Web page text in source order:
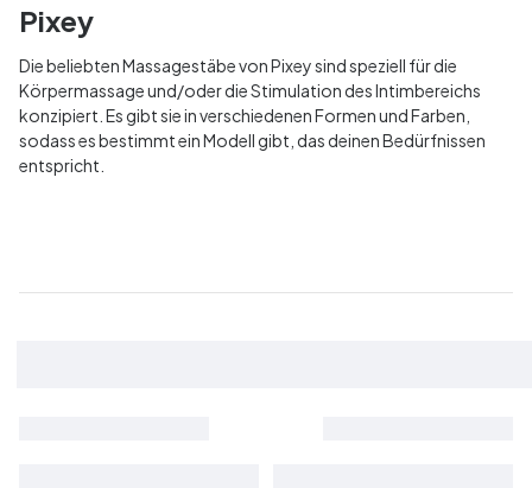
Pixey
Die beliebten Massagestäbe von Pixey sind speziell für die
Körpermassage und/oder die Stimulation des Intimbereichs
konzipiert. Es gibt sie in verschiedenen Formen und Farben,
sodass es bestimmt ein Modell gibt, das deinen Bedürfnissen
entspricht.